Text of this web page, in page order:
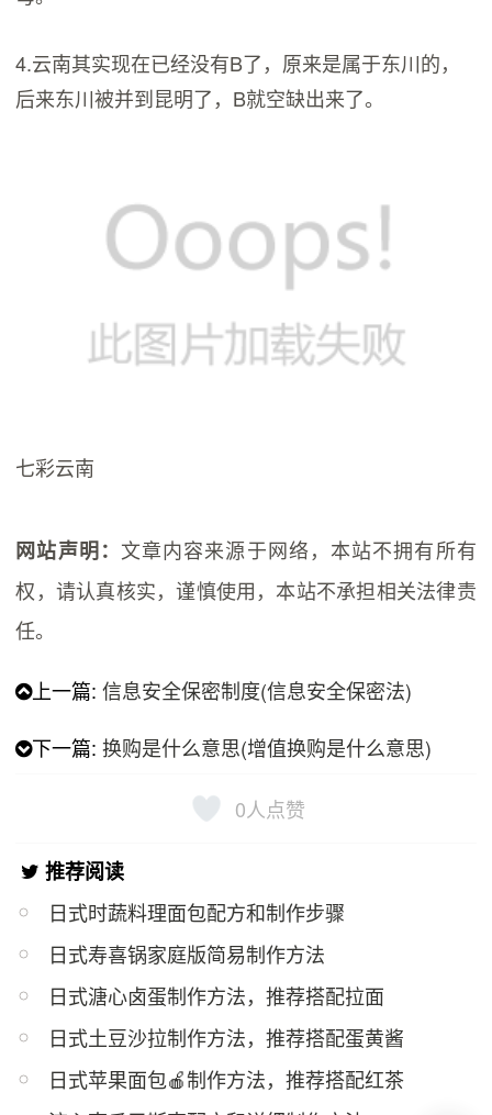
4.云南其实现在已经没有B了，原来是属于东川的，
后来东川被并到昆明了，B就空缺出来了。
七彩云南
网站声明： 文章内容来源于网络，本站不拥有所有
权，请认真核实，谨慎使用，本站不承担相关法律责
任。
上一篇:信息安全保密制度(信息安全保密法)
下一篇:换购是什么意思(增值换购是什么意思)
0人点赞
推荐阅读
日式时蔬料理面包配方和制作步骤
日式寿喜锅家庭版简易制作方法
日式溏心卤蛋制作方法，推荐搭配拉面
日式土豆沙拉制作方法，推荐搭配蛋黄酱
日式苹果面包🍎制作方法，推荐搭配红茶